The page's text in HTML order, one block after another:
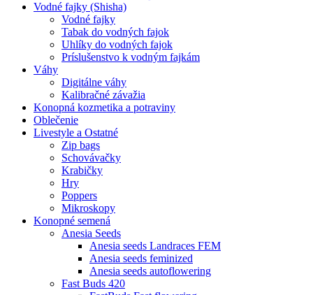
Vodné fajky (Shisha)
Vodné fajky
Tabak do vodných fajok
Uhlíky do vodných fajok
Príslušenstvo k vodným fajkám
Váhy
Digitálne váhy
Kalibračné závažia
Konopná kozmetika a potraviny
Oblečenie
Livestyle a Ostatné
Zip bags
Schovávačky
Krabičky
Hry
Poppers
Mikroskopy
Konopné semená
Anesia Seeds
Anesia seeds Landraces FEM
Anesia seeds feminized
Anesia seeds autoflowering
Fast Buds 420